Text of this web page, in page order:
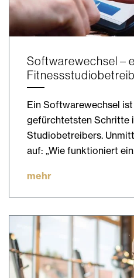
Softwarewechsel –
Ein Softwarewechsel
gefürchtetsten Schritte
Studiobetreibers.
auf: „Wie funktioniert
mehr